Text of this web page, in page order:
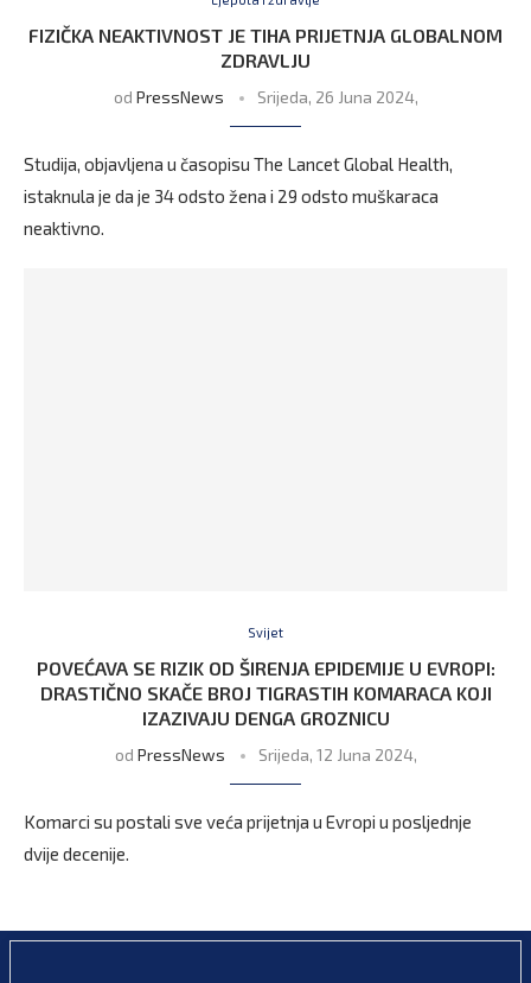
FIZIČKA NEAKTIVNOST JE TIHA PRIJETNJA GLOBALNOM
ZDRAVLJU
od PressNews Srijeda, 26 Juna 2024,
Studija, objavljena u časopisu The Lancet Global Health,
istaknula je da je 34 odsto žena i 29 odsto muškaraca
neaktivno.
Svijet
POVEĆAVA SE RIZIK OD ŠIRENJA EPIDEMIJE U EVROPI:
DRASTIČNO SKAČE BROJ TIGRASTIH KOMARACA KOJI
IZAZIVAJU DENGA GROZNICU
od PressNews Srijeda, 12 Juna 2024,
Komarci su postali sve veća prijetnja u Evropi u posljednje
dvije decenije.